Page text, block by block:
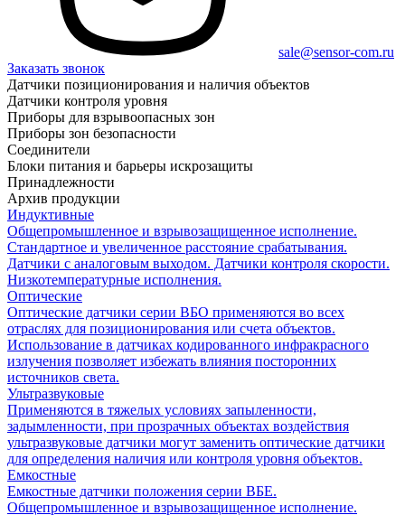
sale@sensor-com.ru
Заказать звонок
Датчики позиционирования и наличия объектов
Датчики контроля уровня
Приборы для взрывоопасных зон
Приборы зон безопасности
Соединители
Блоки питания и барьеры искрозащиты
Принадлежности
Архив продукции
Индуктивные
Общепромышленное и взрывозащищенное исполнение.
Стандартное и увеличенное расстояние срабатывания.
Датчики с аналоговым выходом. Датчики контроля скорости.
Низкотемпературные исполнения.
Оптические
Оптические датчики серии ВБО применяются во всех
отраслях для позиционирования или счета объектов.
Использование в датчиках кодированного инфракрасного
излучения позволяет избежать влияния посторонних
источников света.
Ультразвуковые
Применяются в тяжелых условиях запыленности,
задымленности, при прозрачных объектах воздействия
ультразвуковые датчики могут заменить оптические датчики
для определения наличия или контроля уровня объектов.
Емкостные
Емкостные датчики положения серии ВБЕ.
Общепромышленное и взрывозащищенное исполнение.